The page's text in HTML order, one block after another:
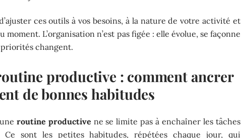
ces outils à vos besoins, à la nature de votre activité et
moment. L’organisation n’est pas figée : elle évolue, se façonne
changent.
productive : comment ancrer
de bonnes habitudes
routine productive ne se limite pas à enchaîner les tâches
Ce sont les petites habitudes, répétées chaque jour, qui